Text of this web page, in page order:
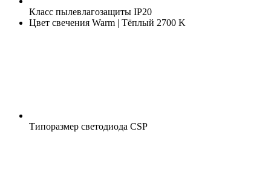
Класс пылевлагозащиты IP20
Цвет свечения Warm | Тёплый 2700 K
Типоразмер светодиода CSP